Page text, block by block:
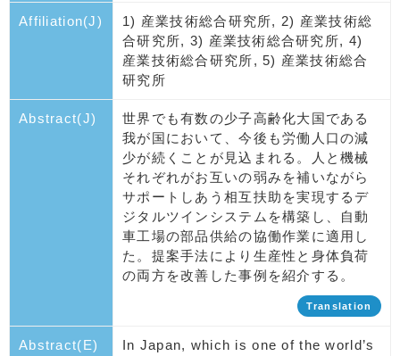
Affiliation(J)
1) 産業技術総合研究所, 2) 産業技術総
合研究所, 3) 産業技術総合研究所, 4)
産業技術総合研究所, 5) 産業技術総合
研究所
Abstract(J)
世界でも有数の少子高齢化大国である
我が国において、今後も労働人口の減
少が続くことが見込まれる。人と機械
それぞれがお互いの弱みを補いながら
サポートしあう相互扶助を実現するデ
ジタルツインシステムを構築し、自動
車工場の部品供給の協働作業に適用し
た。提案手法により生産性と身体負荷
の両方を改善した事例を紹介する。
Translation
Abstract(E)
In Japan, which is one of the world’s